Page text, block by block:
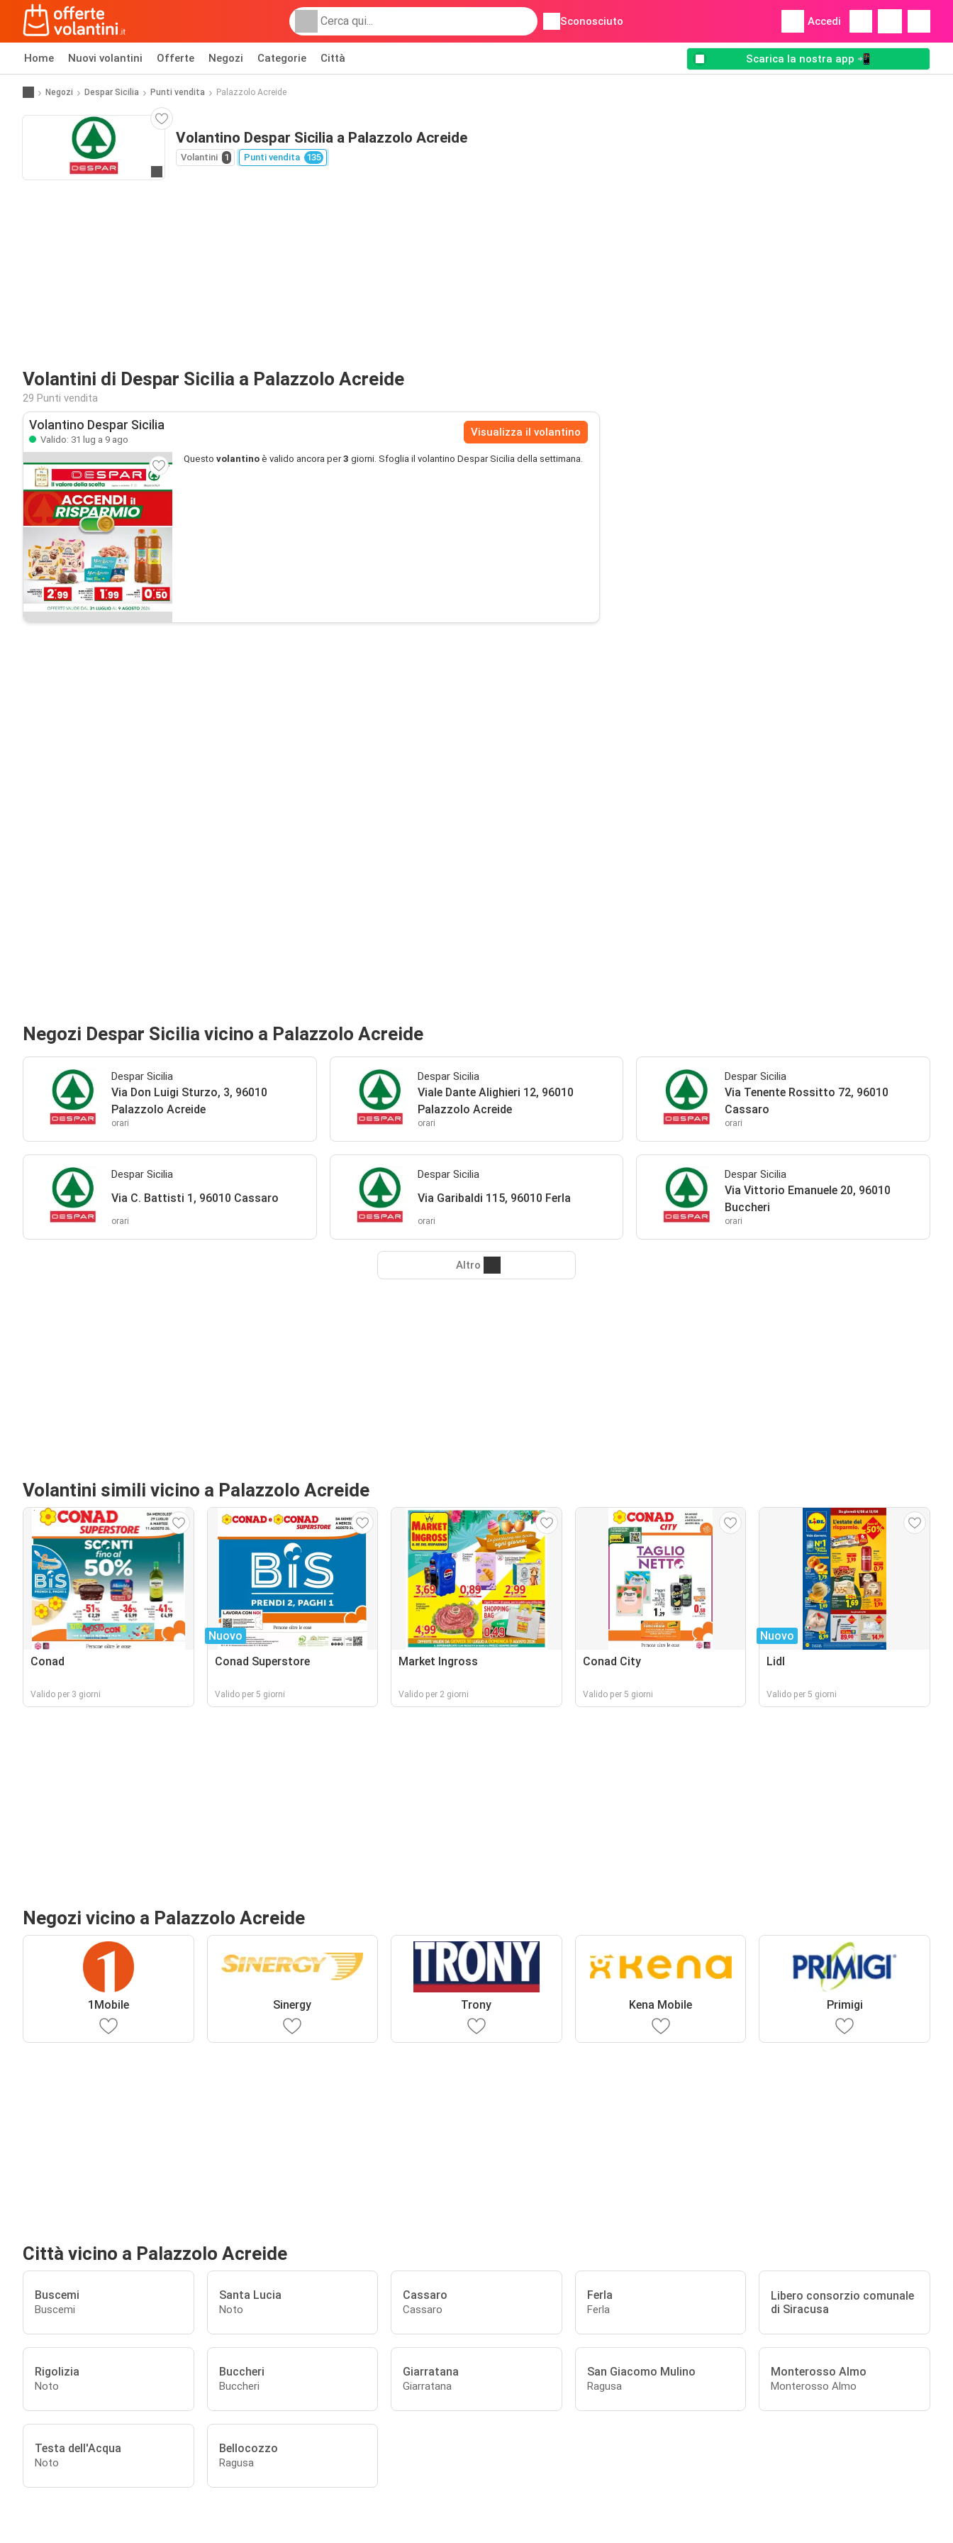
Sconosciuto Accedi
Home Nuovi volantini Offerte Negozi Categorie Città Scarica la nostra app 📲
Negozi Despar Sicilia Punti vendita Palazzolo Acreide
Volantino Despar Sicilia a Palazzolo Acreide
Volantini 1 Punti vendita 135
Volantini di Despar Sicilia a Palazzolo Acreide
29 Punti vendita
Volantino Despar Sicilia
Valido: 31 lug a 9 ago
Visualizza il volantino
Questo volantino è valido ancora per3 giorni. Sfoglia il volantino Despar Sicilia della settimana.
Negozi Despar Sicilia vicino a Palazzolo Acreide
Despar Sicilia
Via Don Luigi Sturzo, 3, 96010
Palazzolo Acreide
orari
Despar Sicilia
Viale Dante Alighieri 12, 96010
Palazzolo Acreide
orari
Despar Sicilia
Via Tenente Rossitto 72, 96010
Cassaro
orari
Despar Sicilia
Via C. Battisti 1, 96010 Cassaro
orari
Despar Sicilia
Via Garibaldi 115, 96010 Ferla
orari
Despar Sicilia
Via Vittorio Emanuele 20, 96010
Buccheri
orari
Altro
Volantini simili vicino a Palazzolo Acreide
Conad
Valido per 3 giorni
Nuovo
Conad Superstore
Valido per 5 giorni
Market Ingross
Valido per 2 giorni
Conad City
Valido per 5 giorni
Nuovo
Lidl
Valido per 5 giorni
Negozi vicino a Palazzolo Acreide
1Mobile Sinergy Trony Kena Mobile Primigi
Città vicino a Palazzolo Acreide
Buscemi
Buscemi
Santa Lucia
Noto
Cassaro
Cassaro
Ferla
Ferla
Libero consorzio comunale
di Siracusa
Rigolizia
Noto
Buccheri
Buccheri
Giarratana
Giarratana
San Giacomo Mulino
Ragusa
Monterosso Almo
Monterosso Almo
Testa dell'Acqua
Noto
Bellocozzo
Ragusa